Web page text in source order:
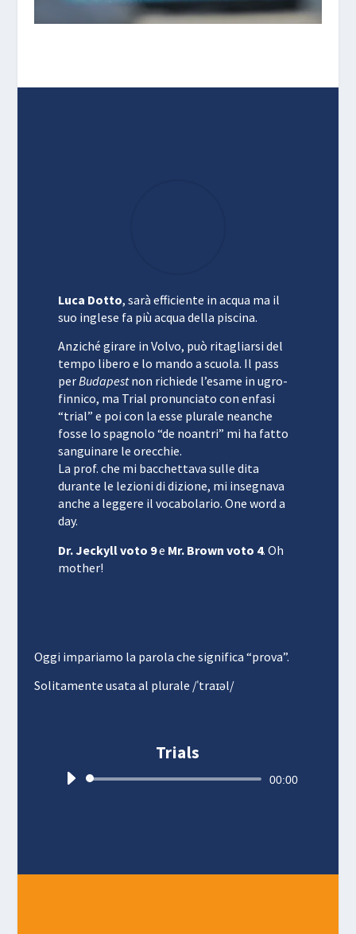
Luca Dotto, sarà efficiente in acqua ma il
suo inglese fa più acqua della piscina.
Anziché girare in Volvo, può ritagliarsi del
tempo libero e lo mando a scuola. Il pass
perBudapestnon richiede l’esame in ugro-
finnico, ma Trial pronunciato con enfasi
“trial” e poi con la esse plurale neanche
fosse lo spagnolo “de noantri” mi ha fatto
sanguinare le orecchie.
La prof. che mi bacchettava sulle dita
durante le lezioni di dizione, mi insegnava
anche a leggere il vocabolario. One word a
day.
Dr. Jeckyllvoto 9e Mr. Brown voto 4. Oh
mother!
Oggi impariamo la parola che significa “prova”.
Solitamente usata al plurale /ˈtraɪəl/
Trials
Audio
00:00